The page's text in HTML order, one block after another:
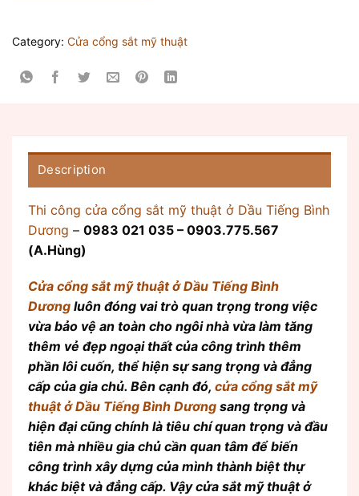
Category: Cửa cổng sắt mỹ thuật
Description
Thi công cửa cổng sắt mỹ thuật ở Dầu Tiếng Bình
Dương – 0983 021 035 – 0903.775.567
(A.Hùng)
Cửa cổng sắt mỹ thuậtở Dầu Tiếng Bình
Dương luôn đóng vai trò quan trọng trong việc
vừa bảo vệ an toàn cho ngôi nhà vừa làm tăng
thêm vẻ đẹp ngoại thất của công trình thêm
phần lôi cuốn, thể hiện sự sang trọng và đẳng
cấp của gia chủ. Bên cạnh đó, cửa cổng sắt mỹ
thuật ở Dầu Tiếng Bình Dương sang trọng và
hiện đại cũng chính là tiêu chí quan trọng và đầu
tiên mà nhiều gia chủ cần quan tâm để biến
công trình xây dựng của mình thành biệt thự
khác biệt và đẳng cấp. Vậy cửa sắt mỹ thuật ở